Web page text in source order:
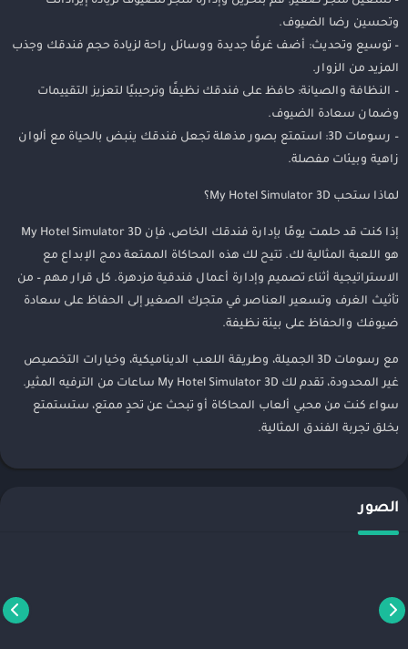
وتحسين رضا الضيوف.
– توسيع وتحديث: أضف غرفًا جديدة ووسائل راحة لزيادة حجم فندقك وجذب
المزيد من الزوار.
– النظافة والصيانة: حافظ على فندقك نظيفًا وترحيبيًا لتعزيز التقييمات
وضمان سعادة الضيوف.
– رسومات 3D: استمتع بصور مذهلة تجعل فندقك ينبض بالحياة مع ألوان
زاهية وبيئات مفصلة.
لماذا ستحب My Hotel Simulator 3D؟
إذا كنت قد حلمت يومًا بإدارة فندقك الخاص، فإن My Hotel Simulator 3D
هو اللعبة المثالية لك. تتيح لك هذه المحاكاة الممتعة دمج الإبداع مع
الاستراتيجية أثناء تصميم وإدارة أعمال فندقية مزدهرة. كل قرار مهم – من
تأثيث الغرف وتسعير العناصر في متجرك الصغير إلى الحفاظ على سعادة
ضيوفك والحفاظ على بيئة نظيفة.
مع رسومات 3D الجميلة، وطريقة اللعب الديناميكية، وخيارات التخصيص
غير المحدودة، تقدم لك My Hotel Simulator 3D ساعات من الترفيه المثير.
سواء كنت من محبي ألعاب المحاكاة أو تبحث عن تحدٍ ممتع، ستستمتع
بخلق تجربة الفندق المثالية.
الصور